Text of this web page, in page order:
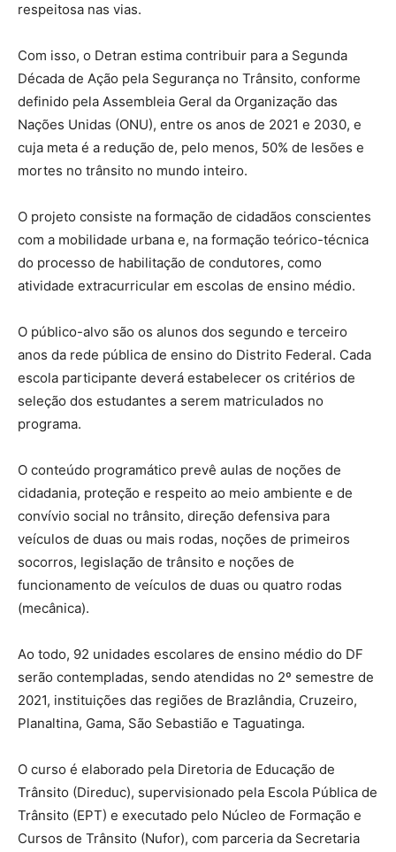
respeitosa nas vias.
Com isso, o Detran estima contribuir para a Segunda
Década de Ação pela Segurança no Trânsito, conforme
definido pela Assembleia Geral da Organização das
Nações Unidas (ONU), entre os anos de 2021 e 2030, e
cuja meta é a redução de, pelo menos, 50% de lesões e
mortes no trânsito no mundo inteiro.
O projeto consiste na formação de cidadãos conscientes
com a mobilidade urbana e, na formação teórico-técnica
do processo de habilitação de condutores, como
atividade extracurricular em escolas de ensino médio.
O público-alvo são os alunos dos segundo e terceiro
anos da rede pública de ensino do Distrito Federal. Cada
escola participante deverá estabelecer os critérios de
seleção dos estudantes a serem matriculados no
programa.
O conteúdo programático prevê aulas de noções de
cidadania, proteção e respeito ao meio ambiente e de
convívio social no trânsito, direção defensiva para
veículos de duas ou mais rodas, noções de primeiros
socorros, legislação de trânsito e noções de
funcionamento de veículos de duas ou quatro rodas
(mecânica).
Ao todo, 92 unidades escolares de ensino médio do DF
serão contempladas, sendo atendidas no 2º semestre de
2021, instituições das regiões de Brazlândia, Cruzeiro,
Planaltina, Gama, São Sebastião e Taguatinga.
O curso é elaborado pela Diretoria de Educação de
Trânsito (Direduc), supervisionado pela Escola Pública de
Trânsito (EPT) e executado pelo Núcleo de Formação e
Cursos de Trânsito (Nufor), com parceria da Secretaria